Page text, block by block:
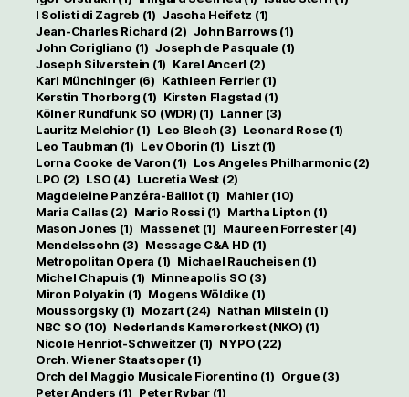
I Solisti di Zagreb (1) Jascha Heifetz (1)
Jean-Charles Richard (2) John Barrows (1)
John Corigliano (1) Joseph de Pasquale (1)
Joseph Silverstein (1) Karel Ancerl (2)
Karl Münchinger(6) Kathleen Ferrier(1)
Kerstin Thorborg (1) Kirsten Flagstad (1)
Kölner Rundfunk SO (WDR) (1) Lanner (3)
Lauritz Melchior(1) Leo Blech (3) Leonard Rose (1)
Leo Taubman (1) Lev Oborin (1) Liszt(1)
Lorna Cooke de Varon (1) Los Angeles Philharmonic(2)
LPO (2) LSO (4) Lucretia West (2)
Magdeleine Panzéra-Baillot(1) Mahler(10)
Maria Callas (2) Mario Rossi (1) Martha Lipton (1)
Mason Jones (1) Massenet(1) Maureen Forrester(4)
Mendelssohn (3) Message C&A HD (1)
Metropolitan Opera (1) Michael Raucheisen (1)
Michel Chapuis (1) Minneapolis SO (3)
Miron Polyakin (1) Mogens Wöldike (1)
Moussorgsky(1) Mozart(24) Nathan Milstein (1)
NBC SO (10) Nederlands Kamerorkest (NKO) (1)
Nicole Henriot-Schweitzer (1) NYPO (22)
Orch. Wiener Staatsoper(1)
Orch del Maggio Musicale Fiorentino (1) Orgue (3)
Peter Anders (1) Peter Rybar(1)